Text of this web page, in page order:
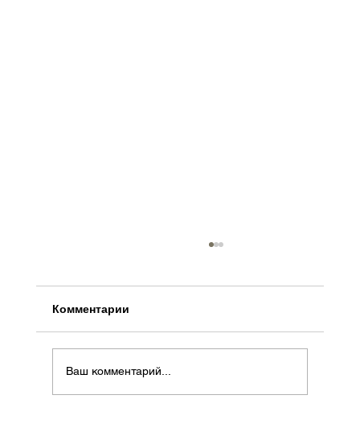
Комментарии
Ваш комментарий...